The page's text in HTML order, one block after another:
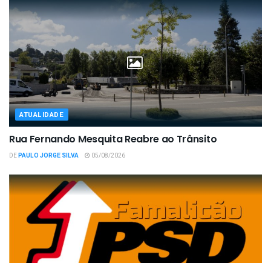
ATUALIDADE
Rua Fernando Mesquita Reabre ao Trânsito
DEPAULO JORGE SILVA 05/08/2026